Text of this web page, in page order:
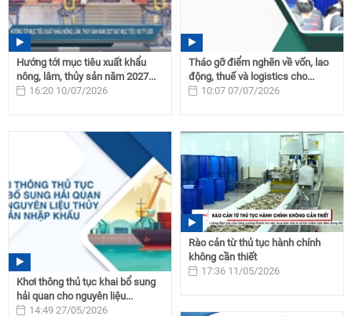
Hướng tới mục tiêu xuất khẩu
nông, lâm, thủy sản năm 2027...
16:20 10/07/2026
Tháo gỡ điểm nghẽn về vốn, lao
động, thuế và logistics cho...
10:07 07/07/2026
Khơi thông thủ tục khai bổ sung
hải quan cho nguyên liệu...
14:49 27/05/2026
Rào cản từ thủ tục hành chính
không cần thiết
17:36 11/05/2026